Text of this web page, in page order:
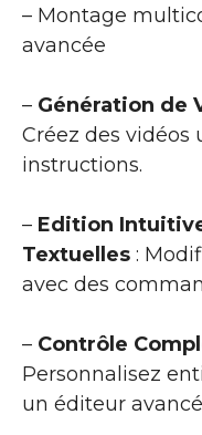
– Montage
avancée
– Génération de
Créez des vidéos
instructions.
– Edition
Textuelles :
avec des
– Contrôle
Personnalisez
un éditeur